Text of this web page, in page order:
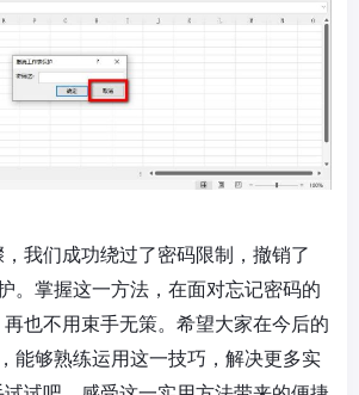
我们成功绕过了密码限制，撤销了
。掌握这一方法，在面对忘记密码的
也不用束手无策。希望大家在今后的
能够熟练运用这一技巧，解决更多实